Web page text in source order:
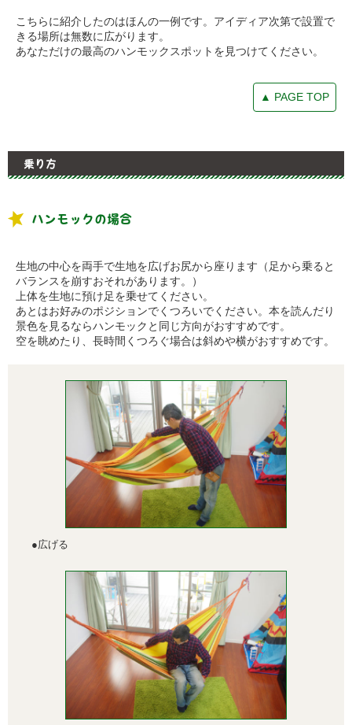
こちらに紹介したのはほんの一例です。アイディア次第で設置で
きる場所は無数に広がります。
あなただけの最高のハンモックスポットを見つけてください。
▲ PAGE TOP
乗り方
ハンモックの場合
生地の中心を両手で生地を広げお尻から座ります（足から乗ると
バランスを崩すおそれがあります。）
上体を生地に預け足を乗せてください。
あとはお好みのポジションでくつろいでください。本を読んだり
景色を見るならハンモックと同じ方向がおすすめです。
空を眺めたり、長時間くつろぐ場合は斜めや横がおすすめです。
●広げる